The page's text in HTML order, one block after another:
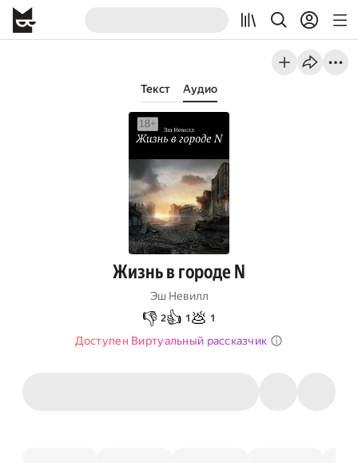
Текст Аудио
Жизнь в городе N
Эш Невилл
👎 2👍 1 💩 1
Доступен Виртуальный рассказчик